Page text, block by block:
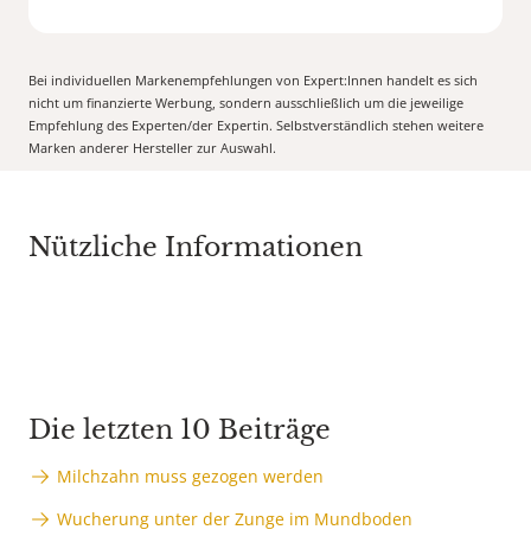
Bei individuellen Markenempfehlungen von Expert:Innen handelt es sich
nicht um finanzierte Werbung, sondern ausschließlich um die jeweilige
Empfehlung des Experten/der Expertin. Selbstverständlich stehen weitere
Marken anderer Hersteller zur Auswahl.
Nützliche Informationen
Die letzten 10 Beiträge
Milchzahn muss gezogen werden
Wucherung unter der Zunge im Mundboden